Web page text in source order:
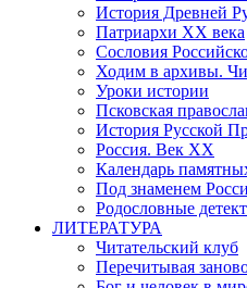
История Древней
Патриархи XX века
Сословия
Ходим в архивы.
Уроки истории
Псковская
История Русской
Россия. Век ХХ
Календарь
Под знаменем
Родословные
ЛИТЕРАТУРА
Читательский клуб
Перечитывая